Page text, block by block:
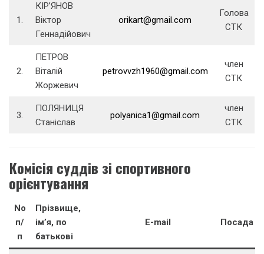
1.
КІР’ЯНОВ
Віктор
Геннадійович
orikart@gmail.com
Голова
СТК
2.
ПЕТРОВ
Віталій
Жоржевич
petrovvzh1960@gmail.com
член
СТК
3.
ПОЛЯНИЦЯ
Станіслав
polyanica1@gmail.com
член
СТК
Комісія суддів зі спортивного
орієнтування
No
п/
п
Прізвище,
ім’я, по
батькові
E-mail Посада